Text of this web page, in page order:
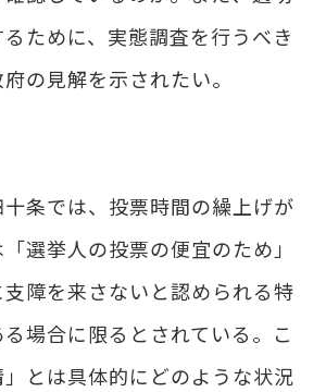
ために、実態調査を行うべき
の見解を示されたい。
条では、投票時間の繰上げが
選挙人の投票の便宜のため」
支障を来さないと認められる特
場合に限るとされている。こ
とは具体的にどのような状況